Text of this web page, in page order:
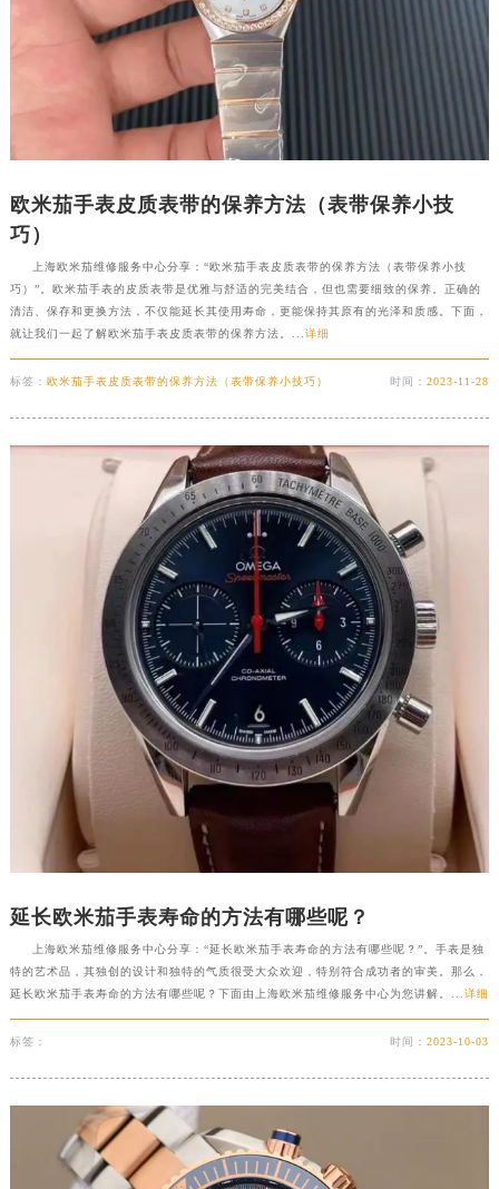
欧米茄手表皮质表带的保养方法（表带保养小技
巧）
上海欧米茄维修服务中心分享：“欧米茄手表皮质表带的保养方法（表带保养小技
巧）”。欧米茄手表的皮质表带是优雅与舒适的完美结合，但也需要细致的保养。正确的
清洁、保存和更换方法，不仅能延长其使用寿命，更能保持其原有的光泽和质感。下面，
就让我们一起了解欧米茄手表皮质表带的保养方法。...详细
标签： 欧米茄手表皮质表带的保养方法（表带保养小技巧） 时间：2023-11-28
延长欧米茄手表寿命的方法有哪些呢？
上海欧米茄维修服务中心分享：“延长欧米茄手表寿命的方法有哪些呢？”。手表是独
特的艺术品，其独创的设计和独特的气质很受大众欢迎，特别符合成功者的审美。那么，
延长欧米茄手表寿命的方法有哪些呢？下面由上海欧米茄维修服务中心为您讲解。... 详细
标签： 时间：2023-10-03